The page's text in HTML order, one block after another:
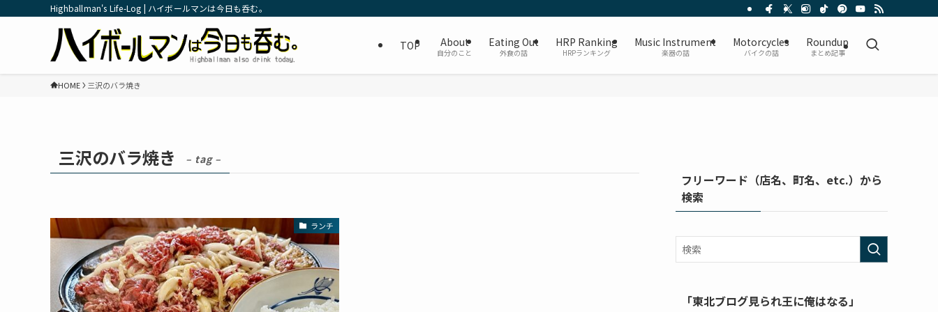
Highballman's Life-Log | ハイボールマンは今日も呑む。
TOP About
自分のこと
Eating Out
外食の話
HRP Ranking
HRPランキング
Music Instrument
楽器の話
Motorcycles
バイクの話
Roundup
まとめ記事
HOME 三沢のバラ焼き
三沢のバラ焼き – tag –
ランチ
フリーワード（店名、町名、etc.）から
検索
「東北ブログ見られ王に俺はなる」